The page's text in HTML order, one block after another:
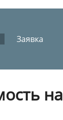
Заявка
на